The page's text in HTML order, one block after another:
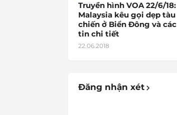
Truyền hình VOA 22/6/18:
Malaysia kêu gọi dẹp tàu
chiến ở Biển Đông và các
tin chi tiết
22.06.2018
Đăng nhận xét